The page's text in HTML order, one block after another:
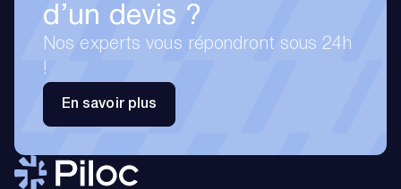
d’un devis ?
Nos experts vous répondront sous 24h
!
En savoir plus